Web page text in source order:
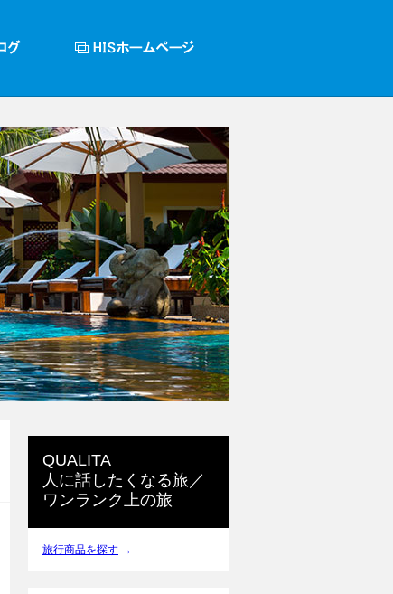
QUALITA
人に話したくなる旅／
ワンランク上の旅
旅行商品を探す →